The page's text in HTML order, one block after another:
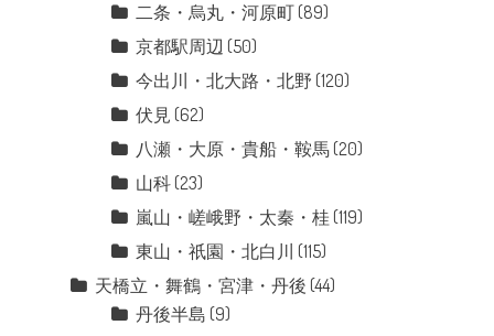
二条・烏丸・河原町(89)
京都駅周辺 (50)
今出川・北大路・北野 (120)
伏見 (62)
八瀬・大原・貴船・鞍馬(20)
山科(23)
嵐山・嵯峨野・太秦・桂 (119)
東山・祇園・北白川 (115)
天橋立・舞鶴・宮津・丹後 (44)
丹後半島 (9)